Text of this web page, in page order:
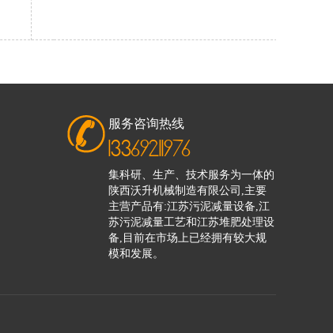
服务咨询热线
13369211976
集科研、生产、技术服务为一体的
陕西沃升机械制造有限公司,主要
主营产品有:江苏污泥减量设备,江
苏污泥减量工艺和江苏堆肥处理设
备,目前在市场上已经拥有较大规
模和发展。